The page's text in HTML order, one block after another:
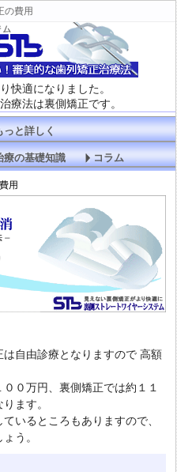
の費用
快適になりました。
療法は裏側矯正です。
と詳しく
療の基礎知識 コラム
用
は自由診療となりますので 高額
００万円 、裏側矯正では約１１
ます。
いるところもありますので、
う。